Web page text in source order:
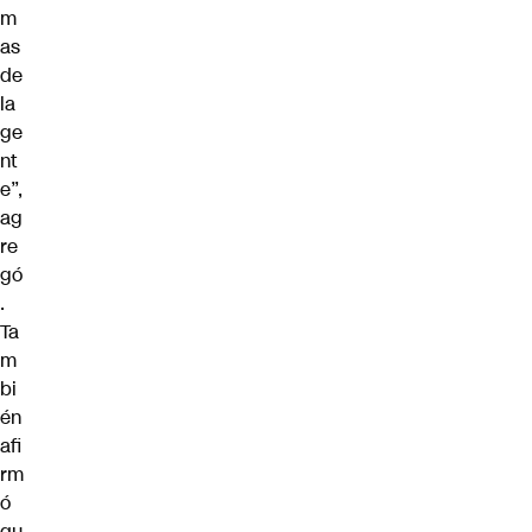
m
as
de
la
ge
nt
e”,
ag
re
gó
.
Ta
m
bi
én
afi
rm
ó